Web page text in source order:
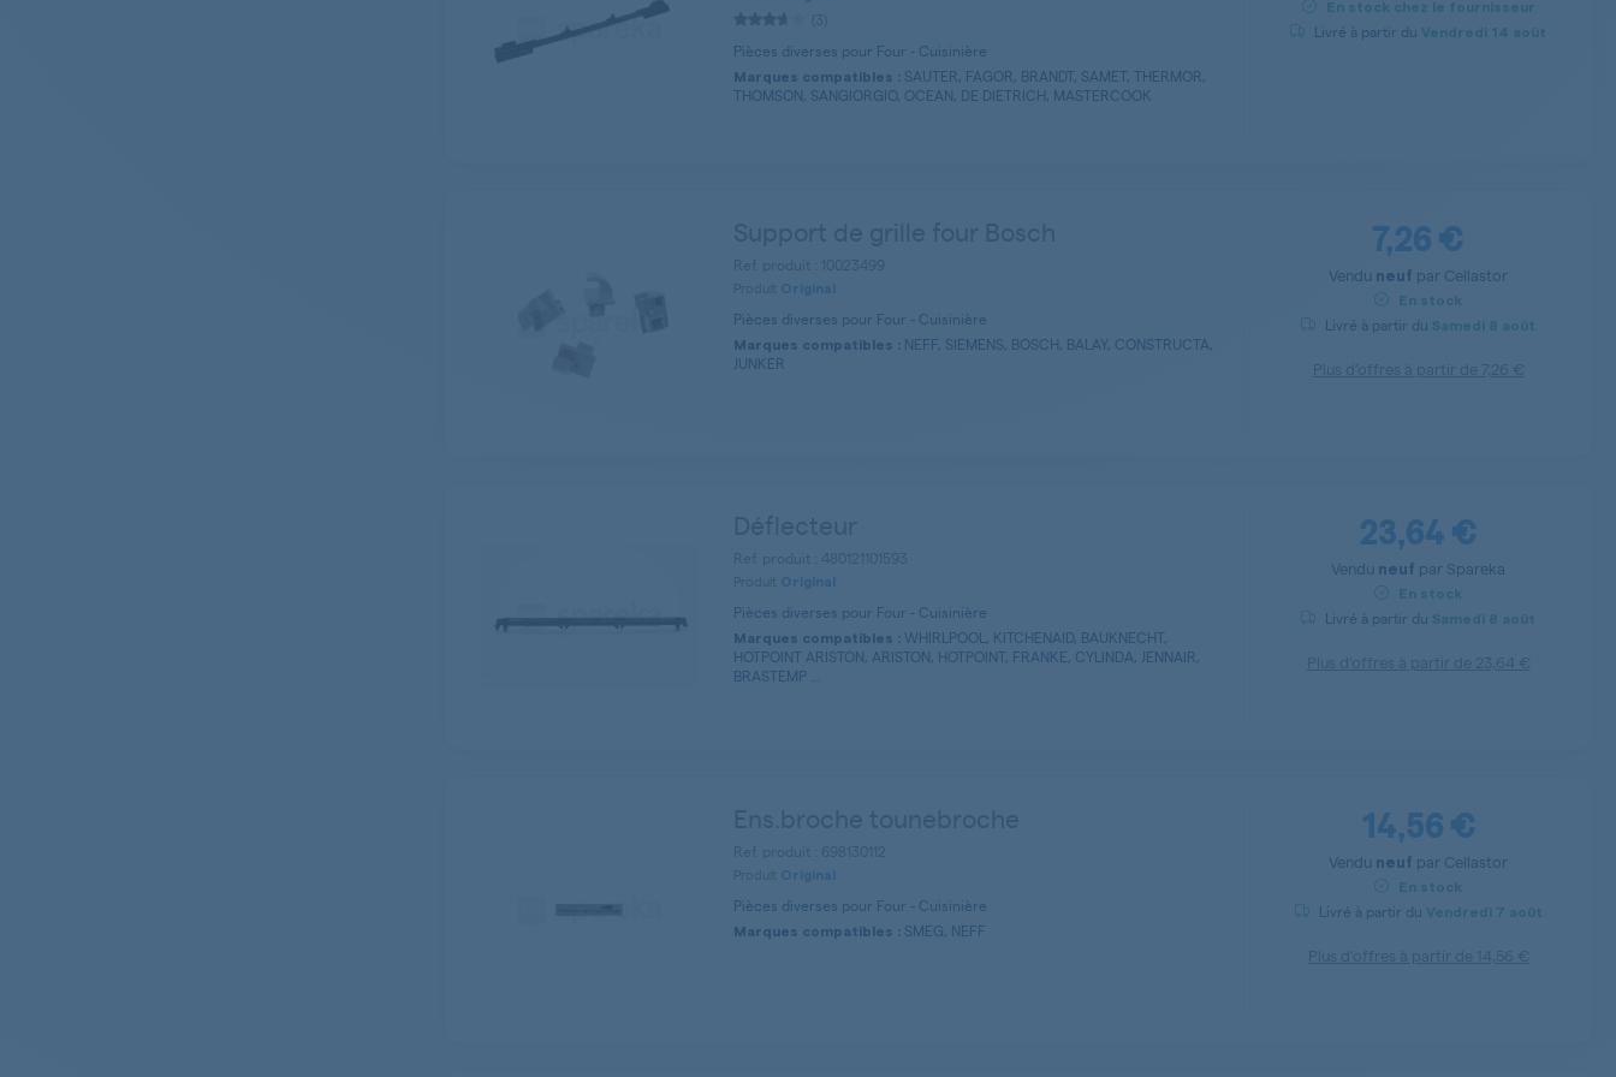
Pièces diverses pour Four - Cuisinière
Marques compatibles : SAUTER, FAGOR, BRANDT, SAMET, THERMOR,
THOMSON, SANGIORGIO, OCEAN, DE DIETRICH, MASTERCOOK
En stock chez le fournisseur
Livré à partir du Vendredi 14 août
Original
Pièces diverses pour Four - Cuisinière
Marques compatibles : NEFF, SIEMENS, BOSCH, BALAY, CONSTRUCTA,
JUNKER
7,26 €
Vendu neuf par Cellastor
En stock
Livré à partir du Samedi 8 août
Original
Pièces diverses pour Four - Cuisinière
Marques compatibles : WHIRLPOOL, KITCHENAID, BAUKNECHT,
HOTPOINT ARISTON, ARISTON, HOTPOINT, FRANKE, CYLINDA, JENNAIR,
BRASTEMP ...
23,64 €
Vendu neuf par Spareka
En stock
Livré à partir du Samedi 8 août
Original
Pièces diverses pour Four - Cuisinière
Marques compatibles : SMEG, NEFF
14,56 €
Vendu neuf par Cellastor
En stock
Livré à partir du Vendredi 7 août